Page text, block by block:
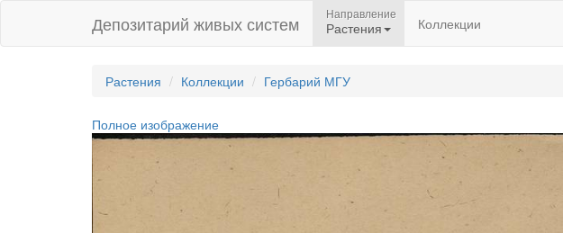
Депозитарий живых систем Направление
Растения Коллекции
Растения Коллекции Гербарий МГУ
Полное изображение